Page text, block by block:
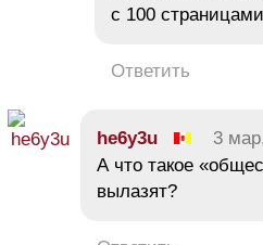
с 100
Ответить
he6y3u 3
А что такое
вылазят?